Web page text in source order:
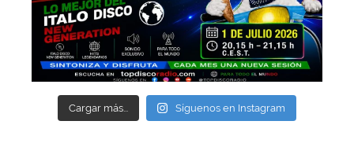
Cargar más... Síguenos en Instagram